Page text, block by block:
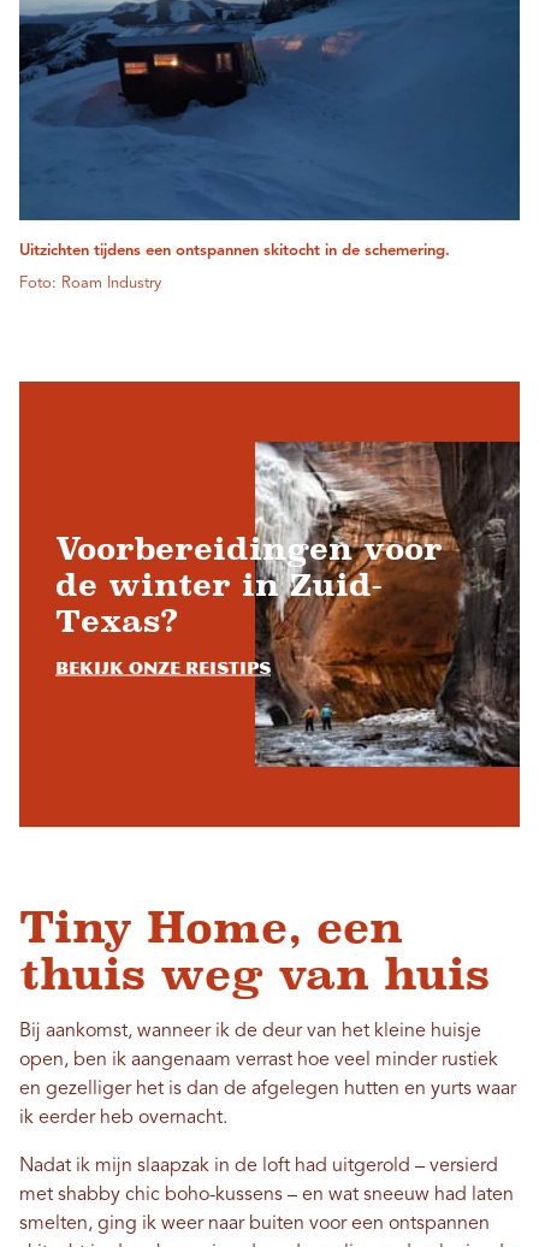
Uitzichten tijdens een ontspannen skitocht in de schemering.
Foto: Roam Industry
Voorbereidingen voor
de winter in Zuid-
Texas?
Bekijk onze reistips
Tiny Home, een
thuis weg van huis
Bij aankomst, wanneer ik de deur van het kleine huisje
open, ben ik aangenaam verrast hoe veel minder rustiek
en gezelliger het is dan de afgelegen hutten en yurts waar
ik eerder heb overnacht.
Nadat ik mijn slaapzak in de loft had uitgerold – versierd
met shabby chic boho-kussens – en wat sneeuw had laten
smelten, ging ik weer naar buiten voor een ontspannen